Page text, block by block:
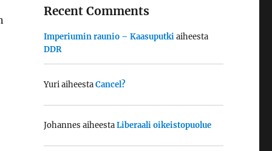
Recent Comments
Imperiumin raunio – Kaasuputkiaiheesta
DDR
YuriaiheestaCancel?
Johannes aiheestaLiberaali oikeistopuolue